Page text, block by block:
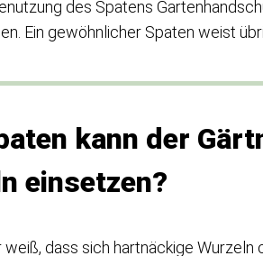
des Spatens
Ein gewöhnlicher Spaten weist
kann der
einsetzen?
dass sich hartnäckige